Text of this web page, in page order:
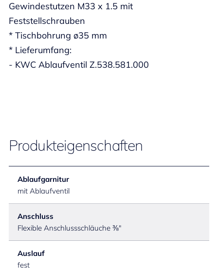
Gewindestutzen M33 x 1.5 mit
Feststellschrauben
* Tischbohrung ø35 mm
* Lieferumfang:
- KWC Ablaufventil Z.538.581.000
Produkteigenschaften
Ablaufgarnitur
mit Ablaufventil
Anschluss
Flexible Anschlussschläuche ⅜"
Auslauf
fest